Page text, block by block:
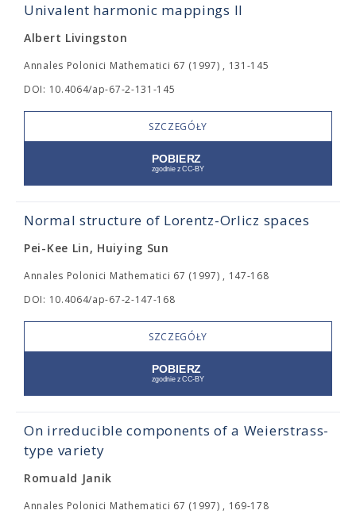
Univalent harmonic mappings II
Albert Livingston
Annales Polonici Mathematici 67 (1997) , 131-145
DOI: 10.4064/ap-67-2-131-145
SZCZEGÓŁY
Normal structure of Lorentz-Orlicz spaces
Pei-Kee Lin, Huiying Sun
Annales Polonici Mathematici 67 (1997) , 147-168
DOI: 10.4064/ap-67-2-147-168
SZCZEGÓŁY
On irreducible components of a Weierstrass-
type variety
Romuald Janik
Annales Polonici Mathematici 67 (1997) , 169-178